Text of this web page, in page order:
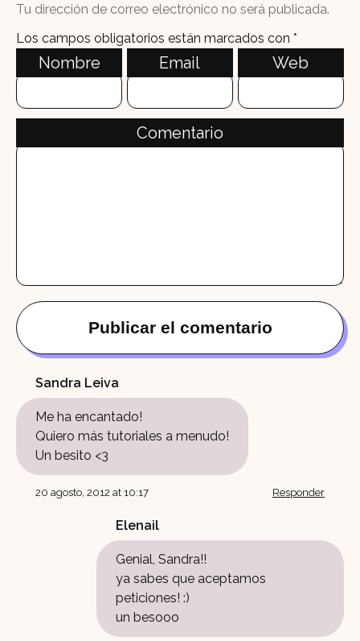
Tu dirección de correo electrónico no será publicada.
Los campos obligatorios están marcados con *
Nombre Email Web
Comentario
Sandra Leiva
Me ha encantado!
Quiero más tutoriales a menudo!
Un besito <3
20 agosto, 2012 at 10:17 Responder
Elenail
Genial, Sandra!!
ya sabes que aceptamos
peticiones! :)
un besooo